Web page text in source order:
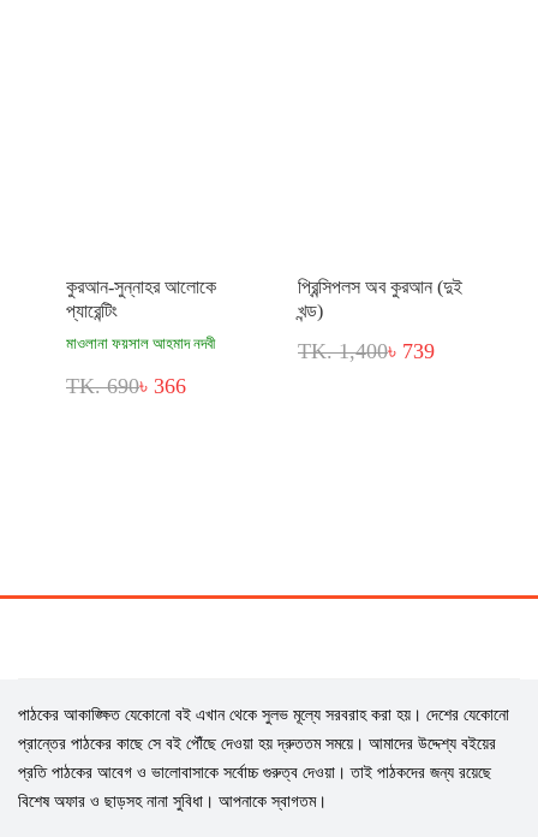
কুরআন-সুন্নাহর আলোকে
প্যারেন্টিং
মাওলানা ফয়সাল আহমাদ নদবী
TK. 690৳ 366
প্রিন্সিপলস অব কুরআন (দুই
খন্ড)
TK. 1,400৳ 739
পাঠকের আকাঙ্ক্ষিত যেকোনো বই এখান থেকে সুলভ মূল্যে সরবরাহ করা হয়। দেশের যেকোনো
প্রান্তের পাঠকের কাছে সে বই পৌঁছে দেওয়া হয় দ্রুততম সময়ে। আমাদের উদ্দেশ্য বইয়ের
প্রতি পাঠকের আবেগ ও ভালোবাসাকে সর্বোচ্চ গুরুত্ব দেওয়া। তাই পাঠকদের জন্য রয়েছে
বিশেষ অফার ও ছাড়সহ নানা সুবিধা। আপনাকে স্বাগতম।